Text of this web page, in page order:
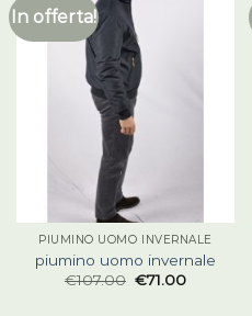
In offerta!
PIUMINO UOMO INVERNALE
piumino uomo invernale
€107.00 €71.00